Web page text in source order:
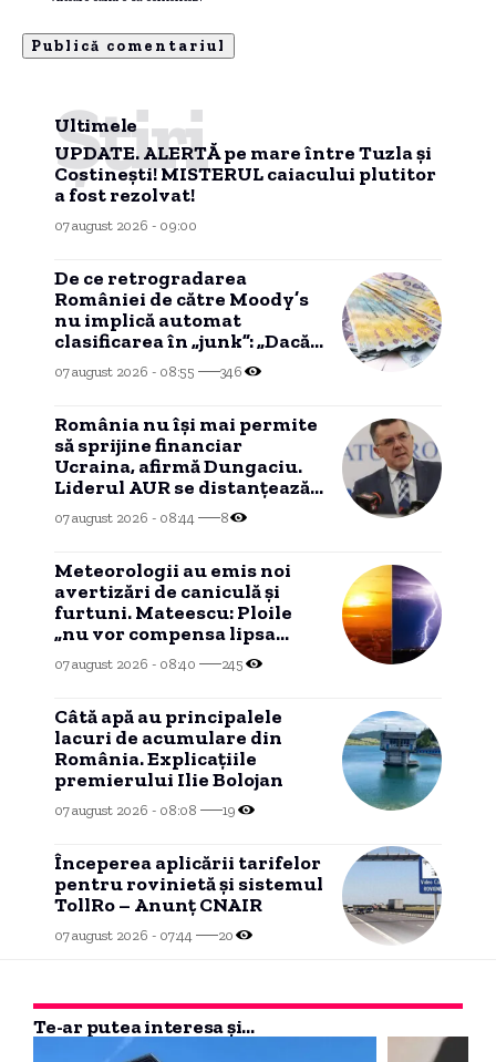
Ultimele
Știri
UPDATE. ALERTĂ pe mare între Tuzla și
Costinești! MISTERUL caiacului plutitor
a fost rezolvat!
07 august 2026 - 09:00
De ce retrogradarea
României de către Moody’s
nu implică automat
clasificarea în „junk”: „Dacă
contrazice Fitch, apare un
split rating”
07 august 2026 - 08:55 346
România nu își mai permite
să sprijine financiar
Ucraina, afirmă Dungaciu.
Liderul AUR se distanțează
de discursul lui Simion.
07 august 2026 - 08:44 8
Meteorologii au emis noi
avertizări de caniculă și
furtuni. Mateescu: Ploile
„nu vor compensa lipsa
acută” de apă
07 august 2026 - 08:40 245
Câtă apă au principalele
lacuri de acumulare din
România. Explicațiile
premierului Ilie Bolojan
07 august 2026 - 08:08 19
Începerea aplicării tarifelor
pentru rovinietă și sistemul
TollRo – Anunț CNAIR
07 august 2026 - 07:44 20
Te-ar putea interesa și...